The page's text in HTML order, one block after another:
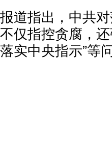
报道指出，中共
不仅指控贪腐，还
落实中央指示”等